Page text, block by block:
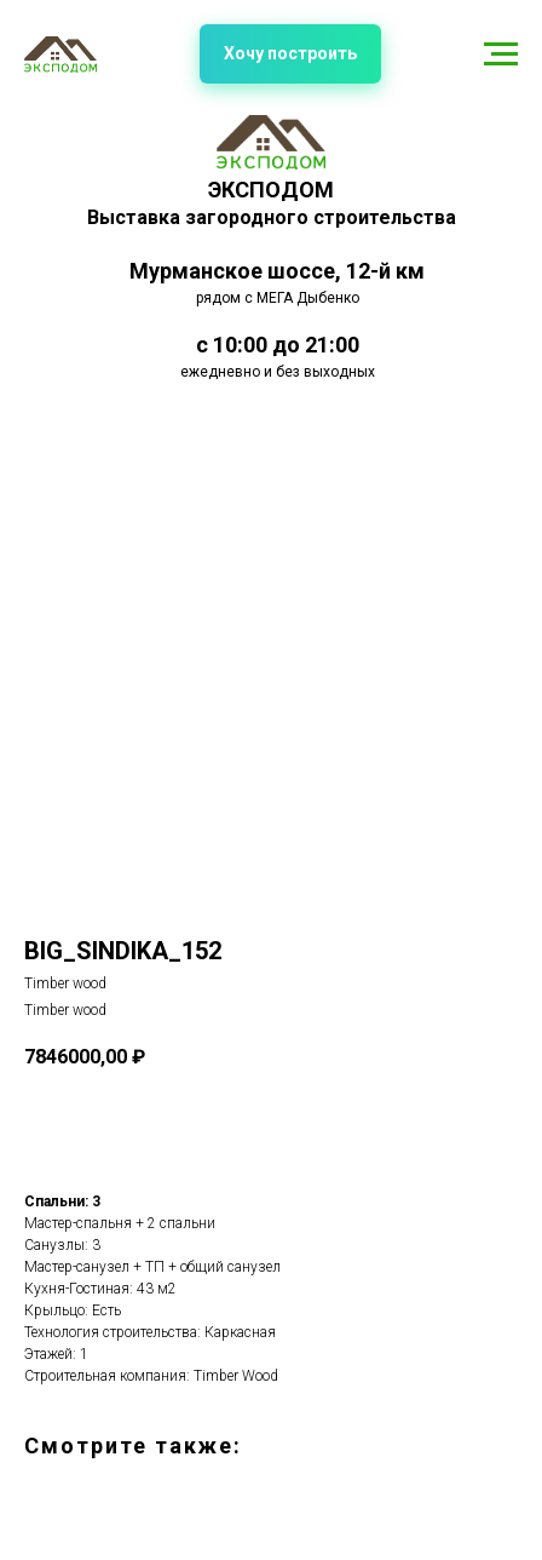
ЭКСПОДОМ
Выставка загородного строительства
Мурманское шоссе, 12-й км
рядом с МЕГА Дыбенко
с 10:00 до 21:00
ежедневно и без выходных
Хочу построить
BIG_SINDIKA_152
Timber wood
Timber wood
7846000,00 ₽
Спальни: 3
Мастер-спальня + 2 спальни
Санузлы: 3
Мастер-санузел + ТП + общий санузел
Кухня-Гостиная: 43 м2
Крыльцо: Есть
Технология строительства: Каркасная
Этажей: 1
Строительная компания: Timber Wood
Смотрите также: